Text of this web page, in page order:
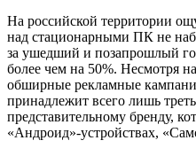
На российской территории
над стационарными ПК не
за ушедший и позапрошлый
более чем на 50%. Несмотря
обширные рекламные
принадлежит всего лишь
представительному бренду,
«Андроид»-устройствах,